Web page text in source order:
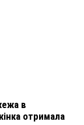
в
отримала